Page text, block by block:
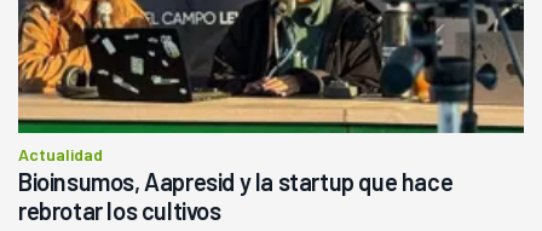
Actualidad
Bioinsumos, Aapresid y la startup que hace
rebrotar los cultivos